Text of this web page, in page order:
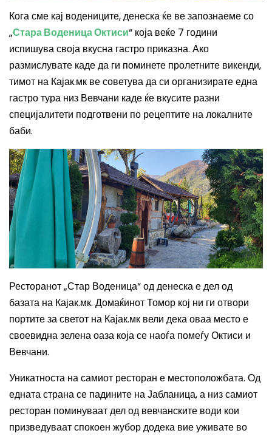
Кога сме кај водениците, денеска ќе ве запознаеме со
„Стара Воденица Октиси“ која веќе 7 години
испишува своја вкусна гастро приказна. Ако
размислувате каде да ги поминете пролетните викенди,
тимот на Кајак.мк ве советува да си организирате една
гастро тура низ Вевчани каде ќе вкусите разни
специјалитети подготвени по рецептите на локалните
баби.
Ресторанот „Стар Воденица“ од денеска е дел од
базата на Кајак.мк. Домаќинот Томор кој ни ги отвори
портите за светот на Кајак.мк вели дека оваа место е
своевидна зелена оаза која се наоѓа помеѓу Октиси и
Вевчани.
Уникатноста на самиот ресторан е местоположбата. Од
едната страна се падините на Јабланица, а низ самиот
ресторан поминуваат дел од вевчанските води кои
призведуваат спокоен жубор додека вие уживате во